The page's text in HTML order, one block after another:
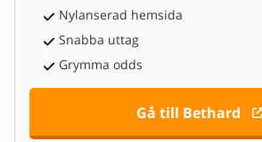
Nylanserad hemsida
Snabba uttag
Grymma odds
Gå till Bethard